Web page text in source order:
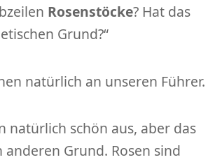
Rosenstöcke? Hat das
Grund?“
natürlich an unseren Führer.
natürlich schön aus, aber das
anderen Grund. Rosen sind